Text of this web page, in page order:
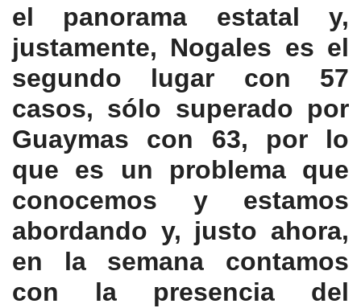
el panorama estatal y,
justamente, Nogales es el
segundo lugar con 57
casos, sólo superado por
Guaymas con 63, por lo
que es un problema que
conocemos y estamos
abordando y, justo ahora,
en la semana contamos
con la presencia del